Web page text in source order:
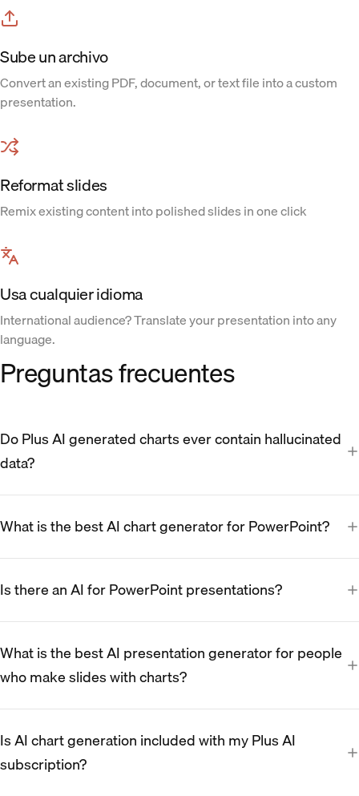
Sube un archivo
Convert an existing PDF, document, or text file into a custom
presentation.
Reformat slides
Remix existing content into polished slides in one click
Usa cualquier idioma
International audience? Translate your presentation into any
language.
Preguntas frecuentes
Do Plus AI generated charts ever contain hallucinated
data?
What is the best AI chart generator for PowerPoint?
Is there an AI for PowerPoint presentations?
What is the best AI presentation generator for people
who make slides with charts?
Is AI chart generation included with my Plus AI
subscription?